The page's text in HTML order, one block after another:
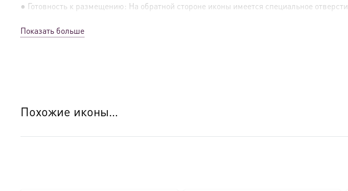
● Готовность к размещению: На обратной стороне иконы имеется специальное
● Освящение: Производство освящено
Показать больше
Похожие иконы…